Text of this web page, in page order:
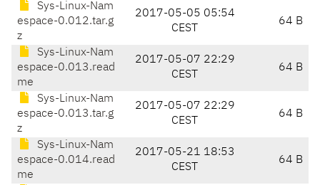
Sys-Linux-Nam
espace-0.012.tar.g
z
2017-05-05 05:54
CEST
64 B
Sys-Linux-Nam
espace-0.013.read
me
2017-05-07 22:29
CEST
64 B
Sys-Linux-Nam
espace-0.013.tar.g
z
2017-05-07 22:29
CEST
64 B
Sys-Linux-Nam
espace-0.014.read
me
2017-05-21 18:53
CEST
64 B